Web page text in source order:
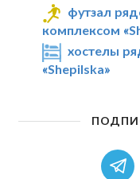
футзал
комплексом
хостелы
«Shepilska»